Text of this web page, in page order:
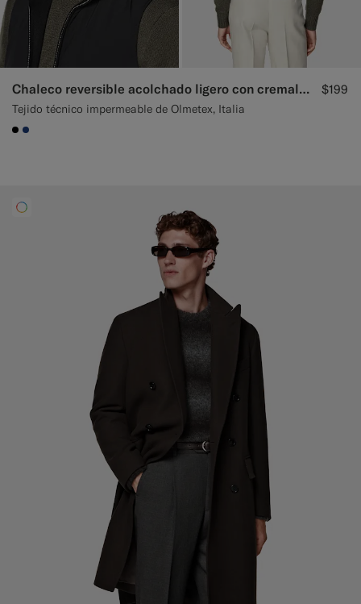
Chaleco reversible acolchado ligero con cremallera negro
Tejido técnico impermeable de Olmetex, Italia
$199
#000000
#1C3D7A